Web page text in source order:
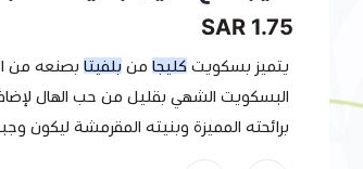
1.75 SAR
يتميز بسكويت كليجا من بلفيتا بصنعه من
البسكويت الشهي بقليل من حب الهال
برائحته المميزة وبنيته المقرمشة ليكون